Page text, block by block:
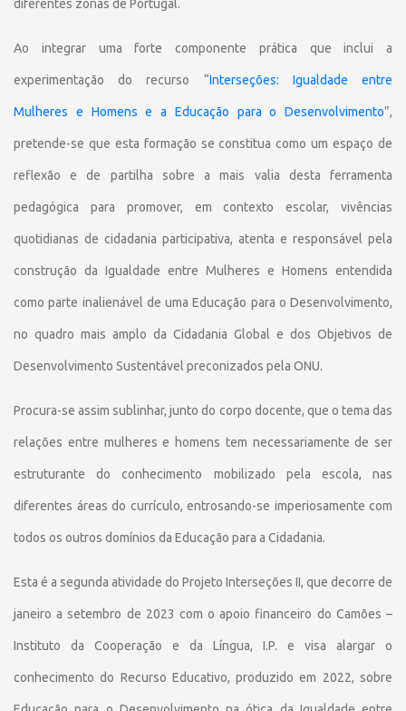
diferentes zonas de Portugal.
Ao integrar uma forte componente prática que inclui a
experimentação do recurso “Interseções: Igualdade entre
Mulheres e Homens e a Educação para o Desenvolvimento”,
pretende-se que esta formação se constitua como um espaço de
reflexão e de partilha sobre a mais valia desta ferramenta
pedagógica para promover, em contexto escolar, vivências
quotidianas de cidadania participativa, atenta e responsável pela
construção da Igualdade entre Mulheres e Homens entendida
como parte inalienável de uma Educação para o Desenvolvimento,
no quadro mais amplo da Cidadania Global e dos Objetivos de
Desenvolvimento Sustentável preconizados pela ONU.
Procura-se assim sublinhar, junto do corpo docente, que o tema das
relações entre mulheres e homens tem necessariamente de ser
estruturante do conhecimento mobilizado pela escola, nas
diferentes áreas do currículo, entrosando-se imperiosamente com
todos os outros domínios da Educação para a Cidadania.
Esta é a segunda atividade do Projeto Interseções II, que decorre de
janeiro a setembro de 2023 com o apoio financeiro do Camões –
Instituto da Cooperação e da Língua, I.P. e visa alargar o
conhecimento do Recurso Educativo, produzido em 2022, sobre